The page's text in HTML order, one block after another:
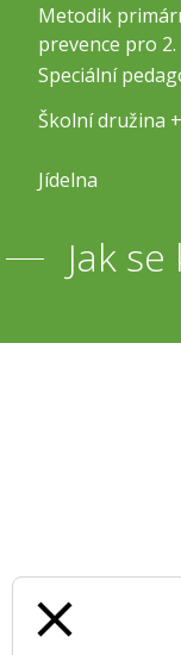
Metodik
prevence pro 2.
Speciální
Školní družina
Jídelna
Jak
close